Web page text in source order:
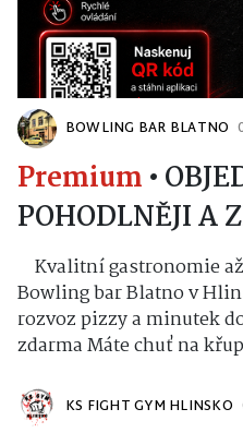
BOWLING BAR BLATNO
Premium •
POHODLNĚJI A
Kvalitní gastronomie
Bowling bar Blatno v
rozvoz pizzy a minutek
zdarma Máte chuť na
KS FIGHT GYM HLINSKO